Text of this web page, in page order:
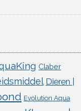
Claber
Dieren |
Evolution Aqua